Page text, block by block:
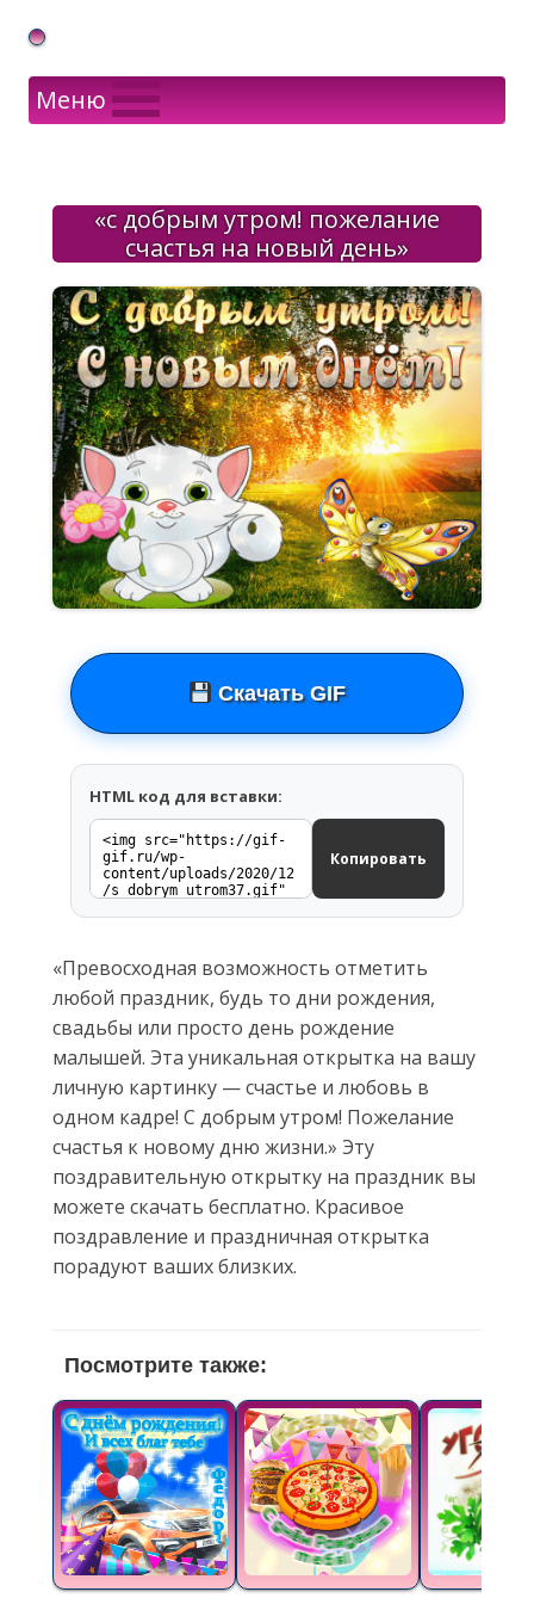
Gif Открытки в подарок
Меню
«с добрым утром! пожелание
счастья на новый день»
Скачать GIF
HTML код для вставки:
Копировать
«Превосходная возможность отметить
любой праздник, будь то дни рождения,
свадьбы или просто день рождение
малышей. Эта уникальная открытка на вашу
личную картинку — счастье и любовь в
одном кадре! С добрым утром! Пожелание
счастья к новому дню жизни.» Эту
поздравительную открытку на праздник вы
можете скачать бесплатно. Красивое
поздравление и праздничная открытка
порадуют ваших близких.
Посмотрите также: